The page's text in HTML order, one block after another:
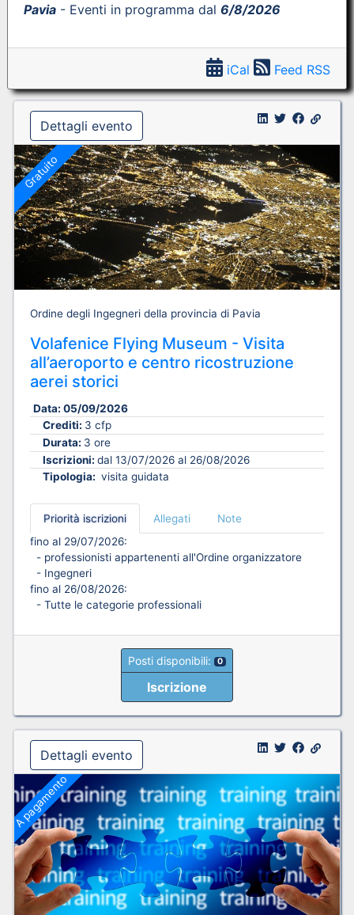
Pavia - Eventi in programma dal 6/8/2026
iCal Feed RSS
Dettagli evento
Gratuito
Ordine degli Ingegneri della provincia di Pavia
Volafenice Flying Museum - Visita
all’aeroporto e centro ricostruzione
aerei storici
Data: 05/09/2026
Crediti: 3 cfp
Durata: 3 ore
Iscrizioni: dal 13/07/2026 al 26/08/2026
Tipologia: visita guidata
Priorità iscrizioni Allegati
Note
fino al 29/07/2026:
- professionisti appartenenti all'Ordine organizzatore
- Ingegneri
fino al 26/08/2026:
- Tutte le categorie professionali
Posti disponibili: 0
Iscrizione
Dettagli evento
A pagamento